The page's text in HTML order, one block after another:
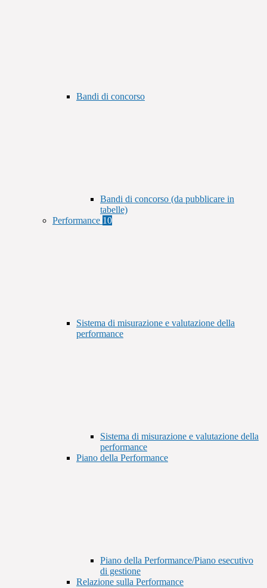
Bandi di concorso
Bandi di concorso (da pubblicare in
tabelle)
Performance 10
Sistema di misurazione e valutazione della
performance
Sistema di misurazione e valutazione della
performance
Piano della Performance
Piano della Performance/Piano esecutivo
di gestione
Relazione sulla Performance